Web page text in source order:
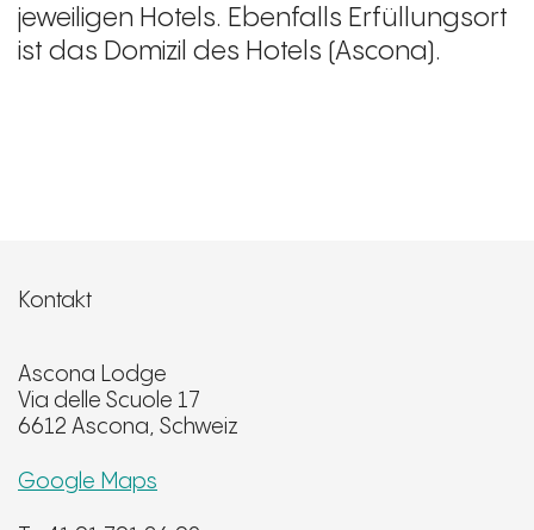
jeweiligen Hotels. Ebenfalls Erfüllungsort
ist das Domizil des Hotels (Ascona).
Kontakt
Ascona Lodge
Via delle Scuole 17
6612 Ascona, Schweiz
Google Maps